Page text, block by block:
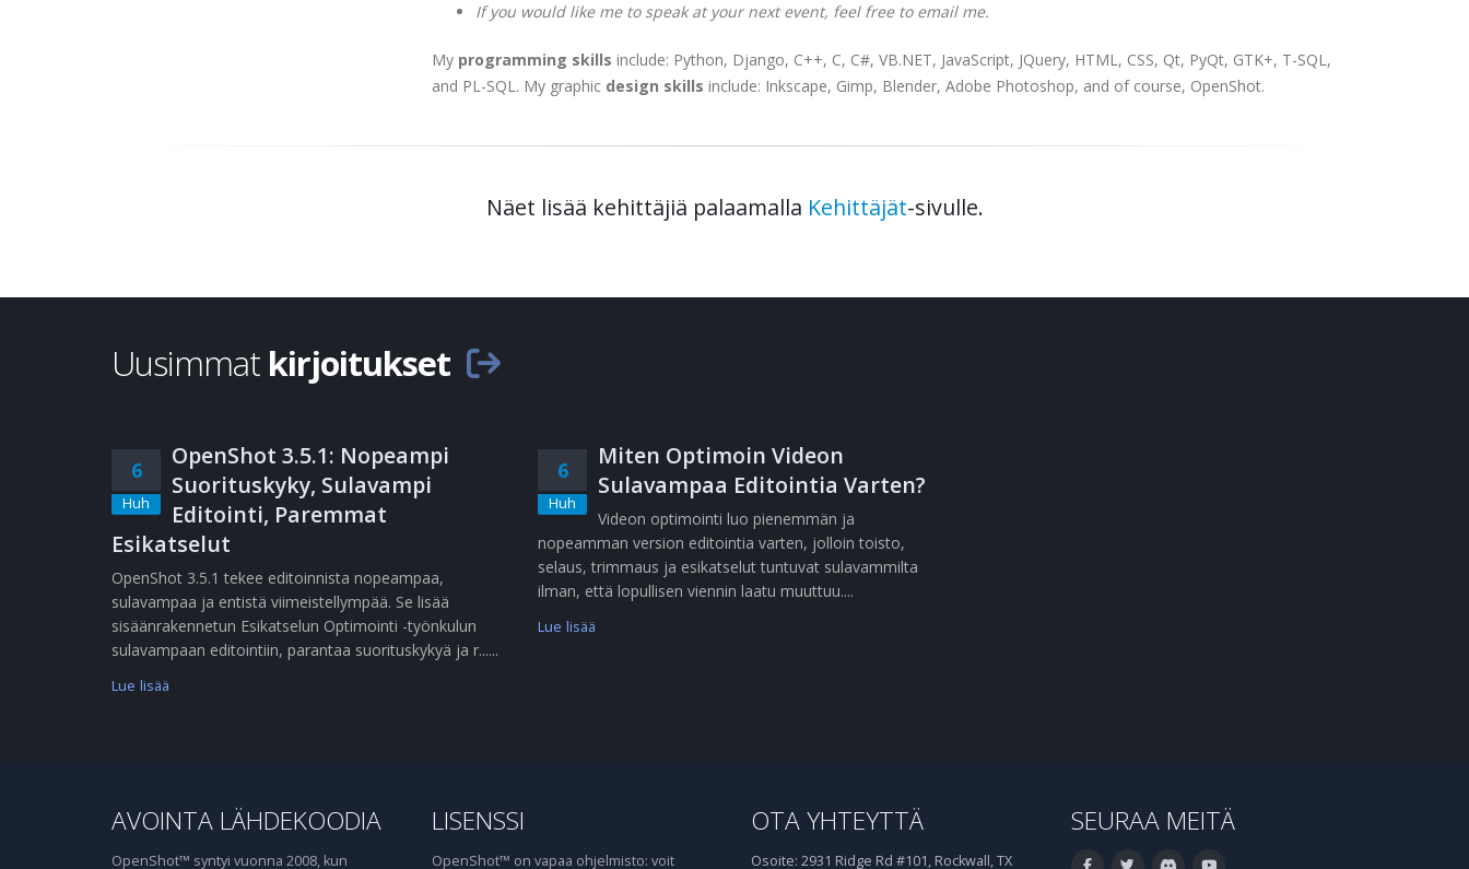
If you would like me to speak at your next event, feel free to email me.
My programming skills include: Python, Django, C++, C, C#, VB.NET, JavaScript, JQuery, HTML, CSS, Qt, PyQt, GTK+, T-SQL,
and PL-SQL. My graphic design skills include: Inkscape, Gimp, Blender, Adobe Photoshop, and of course, OpenShot.
Näet lisää kehittäjiä palaamalla Kehittäjät-sivulle.
Uusimmat kirjoitukset
6
Huh
OpenShot 3.5.1: Nopeampi
Suorituskyky, Sulavampi
Editointi, Paremmat
Esikatselut
OpenShot 3.5.1 tekee editoinnista nopeampaa,
sulavampaa ja entistä viimeistellympää. Se lisää
sisäänrakennetun Esikatselun Optimointi -työnkulun
sulavampaan editointiin, parantaa suorituskykyä ja r......
Lue lisää
6
Huh
Miten Optimoin Videon
Sulavampaa Editointia Varten?
Videon optimointi luo pienemmän ja
nopeamman version editointia varten, jolloin toisto,
selaus, trimmaus ja esikatselut tuntuvat sulavammilta
ilman, että lopullisen viennin laatu muuttuu....
Lue lisää
AVOINTA LÄHDEKOODIA
OpenShot™ syntyi vuonna 2008, kun
LISENSSI
OpenShot™ on vapaa ohjelmisto: voit
OTA YHTEYTTÄ
Osoite: 2931 Ridge Rd #101, Rockwall, TX
SEURAA MEITÄ